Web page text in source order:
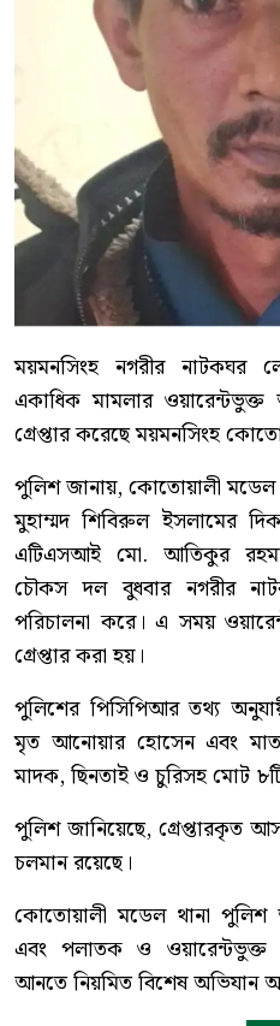
ময়মনসিংহ নগরীর নাটকঘর
একাধিক মামলার
গ্রেপ্তার করেছে ময়মনসিংহ
পুলিশ জানায়, কোতোয়ালী মডেল
মুহাম্মদ শিবিরুল ইসলামের
এটিএসআই মো. আতিকুর
চৌকস দল বুধবার নগরীর
পরিচালনা করে। এ সময়
গ্রেপ্তার করা হয়।
পুলিশের পিসিপিআর তথ্য
মৃত আনোয়ার হোসেন এবং
মাদক, ছিনতাই ও চুরিসহ মোট
পুলিশ জানিয়েছে, গ্রেপ্তারকৃত
চলমান রয়েছে।
কোতোয়ালী মডেল থানা পুলিশ
এবং পলাতক ও
আনতে নিয়মিত বিশেষ অভিযান